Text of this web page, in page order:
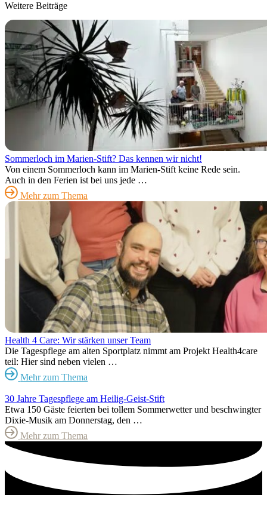
Weitere Beiträge
Sommerloch im Marien-Stift? Das kennen wir nicht!
Von einem Sommerloch kann im Marien-Stift keine Rede sein.
Auch in den Ferien ist bei uns jede …
Mehr zum Thema
Health 4 Care: Wir stärken unser Team
Die Tagespflege am alten Sportplatz nimmt am Projekt Health4care
teil: Hier sind neben vielen …
Mehr zum Thema
30 Jahre Tagespflege am Heilig-Geist-Stift
Etwa 150 Gäste feierten bei tollem Sommerwetter und beschwingter
Dixie-Musik am Donnerstag, den …
Mehr zum Thema